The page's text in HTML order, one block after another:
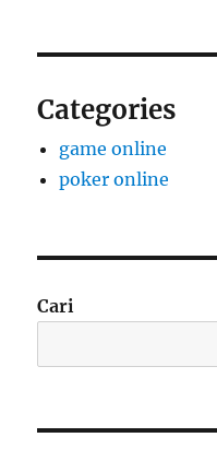
Categories
game online
poker online
Cari